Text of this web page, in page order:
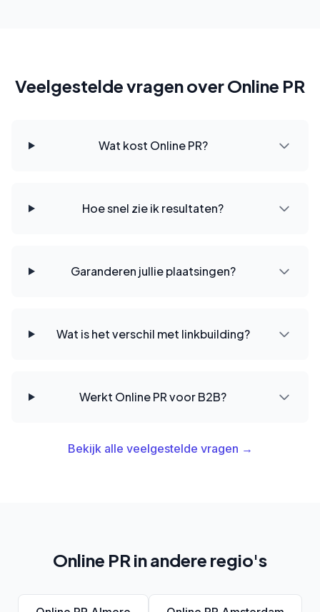
Veelgestelde vragen over Online PR
Wat kost Online PR?
Hoe snel zie ik resultaten?
Garanderen jullie plaatsingen?
Wat is het verschil met linkbuilding?
Werkt Online PR voor B2B?
Bekijk alle veelgestelde vragen →
Online PR in andere regio's